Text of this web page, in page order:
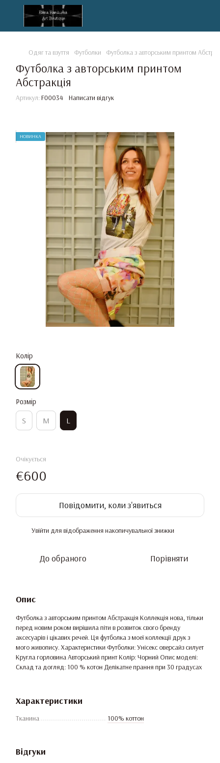
Одяг та взуття Футболки Футболка з авторським принтом
Футболка з авторським принтом
Абстракція
Артикул: F00034 Написати відгук
НОВИНКА
Колір
Розмір
S M L
Очікується
€600
Повідомити, коли з'явиться
Увійти для відображення накопичувальної знижки
До обраного Порівняти
Опис
Футболка з авторським принтом Абстракція Коллекція нова, тільки
перед новим роком вирішила піти в розвиток свого бренду
аксесуарів і цікавих речей. Ця футболка з моеї коллекції друк з
мого живопису. Характеристики Футболки: Унісекс оверсайз силует
Кругла горловина Авторський принт Колір: Чорний Опис моделі:
Склад та догляд: 100 % котон Делікатне прання при 30 градусах
Характеристики
Тканина 100% коттон
Відгуки